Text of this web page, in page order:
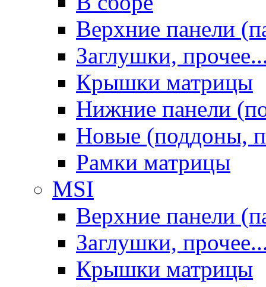
Верхние панели
Заглушки,
Крышки матрицы
Нижние панели
Новые (поддоны,
Рамки матрицы
MSI
Верхние панели
Заглушки,
Крышки матрицы